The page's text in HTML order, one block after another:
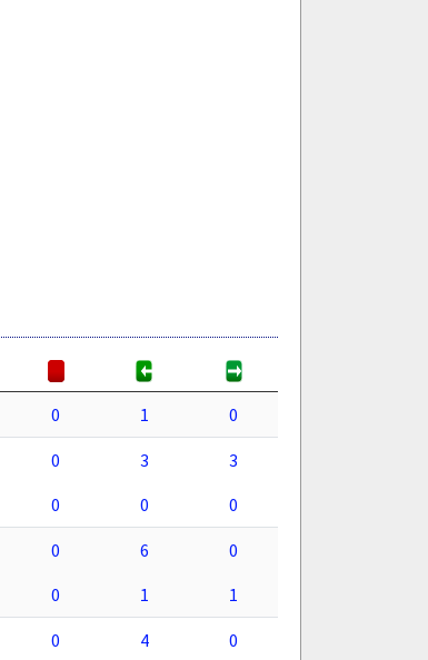
0 1 0
0 3
3
0 0 0
0 6
0
0 1 1
0 4
0